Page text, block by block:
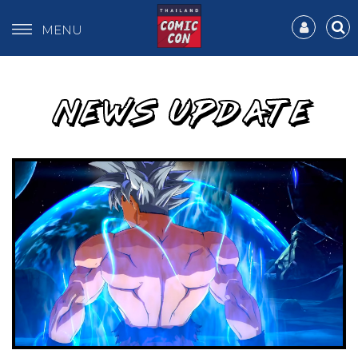
MENU
NEWS UPDATE